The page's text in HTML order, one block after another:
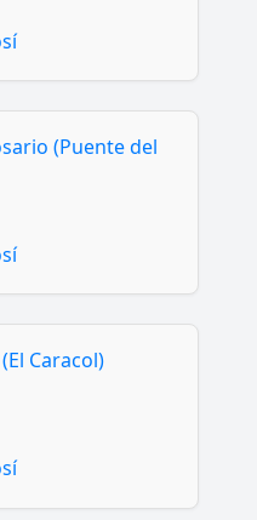
(Puente del
Caracol)